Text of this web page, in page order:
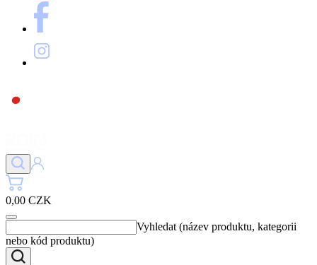
0,00 CZK
Vyhledat (název produktu, kategorii
nebo kód produktu)